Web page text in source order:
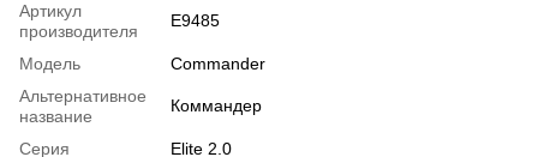
Артикул
производителя
E9485
Модель
Commander
Альтернативное
название
Коммандер
Серия Elite 2.0